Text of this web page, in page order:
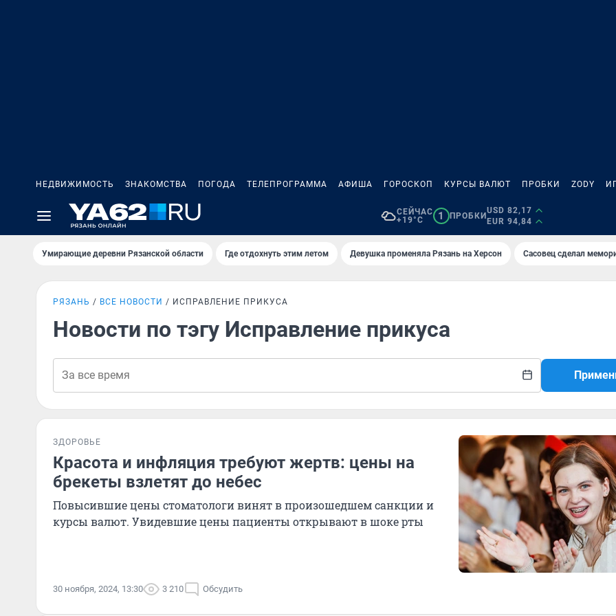
НЕДВИЖИМОСТЬ ЗНАКОМСТВА ПОГОДА ТЕЛЕПРОГРАММА АФИША ГОРОСКОП КУРСЫ ВАЛЮТ ПРОБКИ ZODY
СЕЙЧАС
+19°C
1 ПРОБКИ
USD 82,17
EUR 94,84
Умирающие деревни Рязанской области Где отдохнуть этим летом Девушка променяла Рязань на Херсон Сасовец сделал
РЯЗАНЬ ВСЕ НОВОСТИ ИСПРАВЛЕНИЕ ПРИКУСА
Новости по тэгу Исправление прикуса
ЗДОРОВЬЕ
Красота и инфляция требуют жертв: цены на
брекеты взлетят до небес
Повысившие цены стоматологи винят в произошедшем санкции и
курсы валют. Увидевшие цены пациенты открывают в шоке рты
30 ноября, 2024, 13:30 3 210 Обсудить